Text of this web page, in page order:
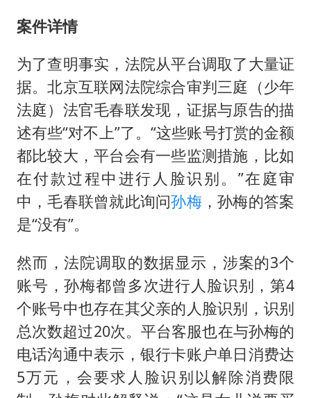
案件详情
为了查明事实，法院从平台调取了大量证
据。北京互联网法院综合审判三庭（少年
法庭）法官毛春联发现，证据与原告的描
述有些“对不上”了。“这些账号打赏的金额
都比较大，平台会有一些监测措施，比如
在付款过程中进行人脸识别。”在庭审
中，毛春联曾就此询问孙梅，孙梅的答案
是“没有”。
然而，法院调取的数据显示，涉案的3个
账号，孙梅都曾多次进行人脸识别，第4
个账号中也存在其父亲的人脸识别，识别
总次数超过20次。平台客服也在与孙梅的
电话沟通中表示，银行卡账户单日消费达
5万元，会要求人脸识别以解除消费限